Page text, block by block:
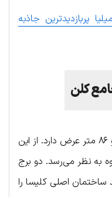
پربازدیدترین جاذبه
کلن
کلیسای جامع کلن ۱۴۴۶ متر طول و ۸۶ متر عرض دارد. از این
به نظر می‌رسد. دو برج
ساختمان اصلی کلیسا را